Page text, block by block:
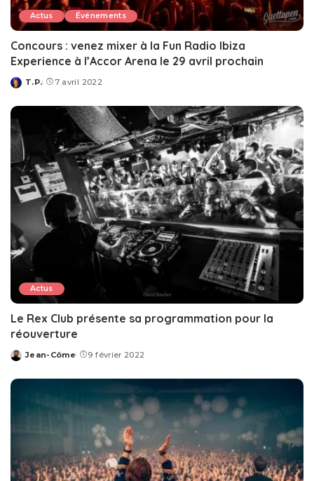
Actus Événements
Concours : venez mixer à la Fun Radio Ibiza
Experience à l’Accor Arena le 29 avril prochain
Posted
T.P. 7 avril 2022
Actus
Le Rex Club présente sa programmation pour la
réouverture
Posted
Jean-Côme 9 février 2022